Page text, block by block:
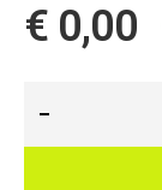
afbeeldingen-
gallerij
€ 0,00